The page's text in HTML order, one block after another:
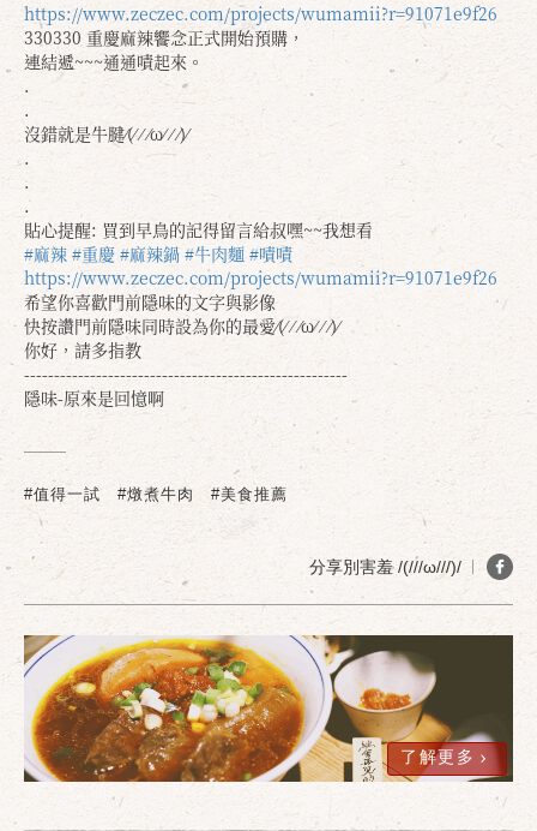
https://www.zeczec.com/projects/wumamii?r=91071e9f26
330330 重慶麻辣饗念正式開始預購，
連結遞~~~通通嘖起來。
.
.
沒錯就是牛腱⁄(⁄ ⁄ ⁄ω⁄ ⁄ ⁄)⁄
.
.
.
貼心提醒: 買到早鳥的記得留言給叔嘿~~我想看
#麻辣 #重慶 #麻辣鍋 #牛肉麵 #嘖嘖
https://www.zeczec.com/projects/wumamii?r=91071e9f26
希望你喜歡門前隱味的文字與影像
快按讚門前隱味同時設為你的最愛⁄(⁄ ⁄ ⁄ω⁄ ⁄ ⁄)⁄
你好，請多指教
------------------------------------------------------
隱味-原來是回憶啊
#值得一試 #燉煮牛肉 #美食推薦
分享別害羞 /(///ω///)/
了解更多
確定 取消